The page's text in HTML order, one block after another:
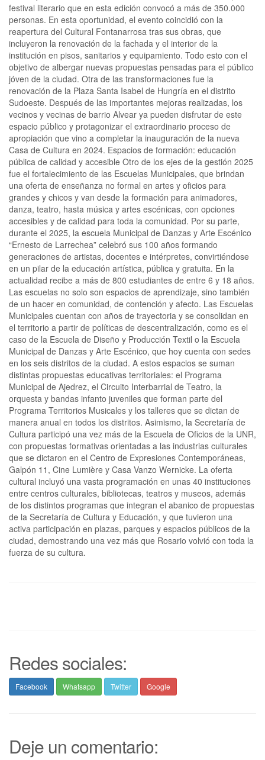
festival literario que en esta edición convocó a más de 350.000
personas. En esta oportunidad, el evento coincidió con la
reapertura del Cultural Fontanarrosa tras sus obras, que
incluyeron la renovación de la fachada y el interior de la
institución en pisos, sanitarios y equipamiento. Todo esto con el
objetivo de albergar nuevas propuestas pensadas para el público
jóven de la ciudad. Otra de las transformaciones fue la
renovación de la Plaza Santa Isabel de Hungría en el distrito
Sudoeste. Después de las importantes mejoras realizadas, los
vecinos y vecinas de barrio Alvear ya pueden disfrutar de este
espacio público y protagonizar el extraordinario proceso de
apropiación que vino a completar la inauguración de la nueva
Casa de Cultura en 2024. Espacios de formación: educación
pública de calidad y accesible Otro de los ejes de la gestión 2025
fue el fortalecimiento de las Escuelas Municipales, que brindan
una oferta de enseñanza no formal en artes y oficios para
grandes y chicos y van desde la formación para animadores,
danza, teatro, hasta música y artes escénicas, con opciones
accesibles y de calidad para toda la comunidad. Por su parte,
durante el 2025, la escuela Municipal de Danzas y Arte Escénico
“Ernesto de Larrechea” celebró sus 100 años formando
generaciones de artistas, docentes e intérpretes, convirtiéndose
en un pilar de la educación artística, pública y gratuita. En la
actualidad recibe a más de 800 estudiantes de entre 6 y 18 años.
Las escuelas no solo son espacios de aprendizaje, sino también
de un hacer en comunidad, de contención y afecto. Las Escuelas
Municipales cuentan con años de trayectoria y se consolidan en
el territorio a partir de políticas de descentralización, como es el
caso de la Escuela de Diseño y Producción Textil o la Escuela
Municipal de Danzas y Arte Escénico, que hoy cuenta con sedes
en los seis distritos de la ciudad. A estos espacios se suman
distintas propuestas educativas territoriales: el Programa
Municipal de Ajedrez, el Circuito Interbarrial de Teatro, la
orquesta y bandas infanto juveniles que forman parte del
Programa Territorios Musicales y los talleres que se dictan de
manera anual en todos los distritos. Asimismo, la Secretaría de
Cultura participó una vez más de la Escuela de Oficios de la UNR,
con propuestas formativas orientadas a las industrias culturales
que se dictaron en el Centro de Expresiones Contemporáneas,
Galpón 11, Cine Lumière y Casa Vanzo Wernicke. La oferta
cultural incluyó una vasta programación en unas 40 instituciones
entre centros culturales, bibliotecas, teatros y museos, además
de los distintos programas que integran el abanico de propuestas
de la Secretaría de Cultura y Educación, y que tuvieron una
activa participación en plazas, parques y espacios públicos de la
ciudad, demostrando una vez más que Rosario volvió con toda la
fuerza de su cultura.
Redes sociales:
Facebook Whatsapp Twitter Google
Deje un comentario: